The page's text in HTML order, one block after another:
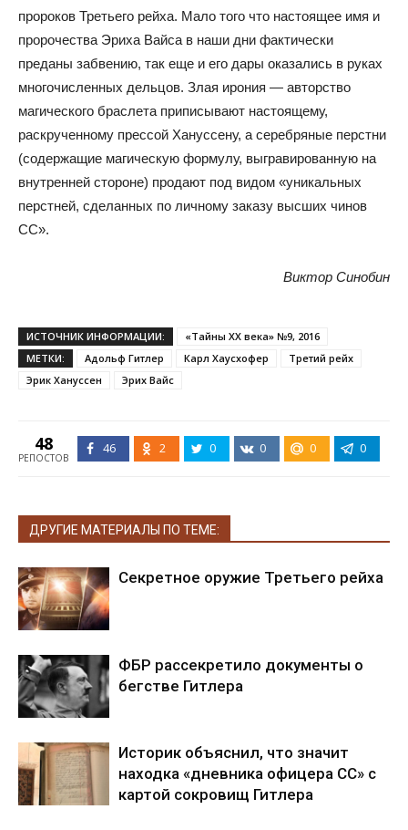
пророков Третьего рейха. Мало того что настоящее имя и
пророчества Эриха Вайса в наши дни фактически
преданы забвению, так еще и его дары оказались в руках
многочисленных дельцов. Злая ирония — авторство
магического браслета приписывают настоящему,
раскрученному прессой Хануссену, а серебряные перстни
(содержащие магическую формулу, выгравированную на
внутренней стороне) продают под видом «уникальных
перстней, сделанных по личному заказу высших чинов
СС».
Виктор Синобин
ИСТОЧНИК ИНФОРМАЦИИ:
«Тайны XX века» №9, 2016
МЕТКИ:
Адольф Гитлер Карл Хаусхофер
Третий рейх
Эрик Хануссен
Эрих Вайс
48
РЕПОСТОВ
46 2 0 0 0 0
ДРУГИЕ МАТЕРИАЛЫ ПО ТЕМЕ:
Секретное оружие Третьего рейха
ФБР рассекретило документы о
бегстве Гитлера
Историк объяснил, что значит
находка «дневника офицера СС» с
картой сокровищ Гитлера